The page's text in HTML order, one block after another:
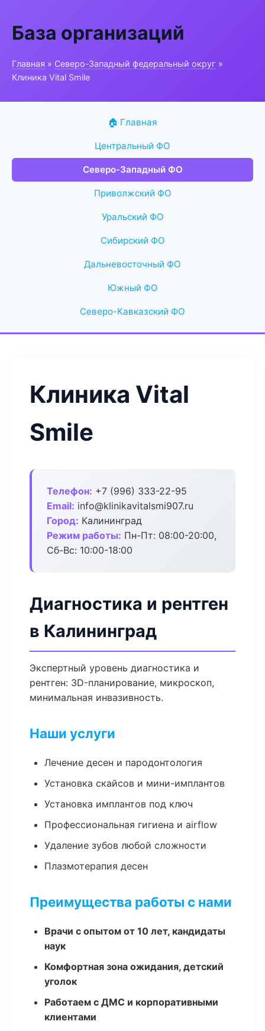
База организаций
Главная » Северо-Западный федеральный округ »
Клиника Vital Smile
🏠 Главная
Центральный ФО
Северо-Западный ФО
Приволжский ФО
Уральский ФО
Сибирский ФО
Дальневосточный ФО
Южный ФО
Северо-Кавказский ФО
Клиника Vital
Smile
Телефон: +7 (996) 333-22-95
Email: info@klinikavitalsmi907.ru
Город: Калининград
Режим работы: Пн-Пт: 08:00-20:00,
Сб-Вс: 10:00-18:00
Диагностика и рентген
в Калининград
Экспертный уровень диагностика и
рентген: 3D-планирование, микроскоп,
минимальная инвазивность.
Наши услуги
Лечение десен и пародонтология
Установка скайсов и мини-имплантов
Установка имплантов под ключ
Профессиональная гигиена и airflow
Удаление зубов любой сложности
Плазмотерапия десен
Преимущества работы с нами
Врачи с опытом от 10 лет, кандидаты
наук
Комфортная зона ожидания, детский
уголок
Работаем с ДМС и корпоративными
клиентами